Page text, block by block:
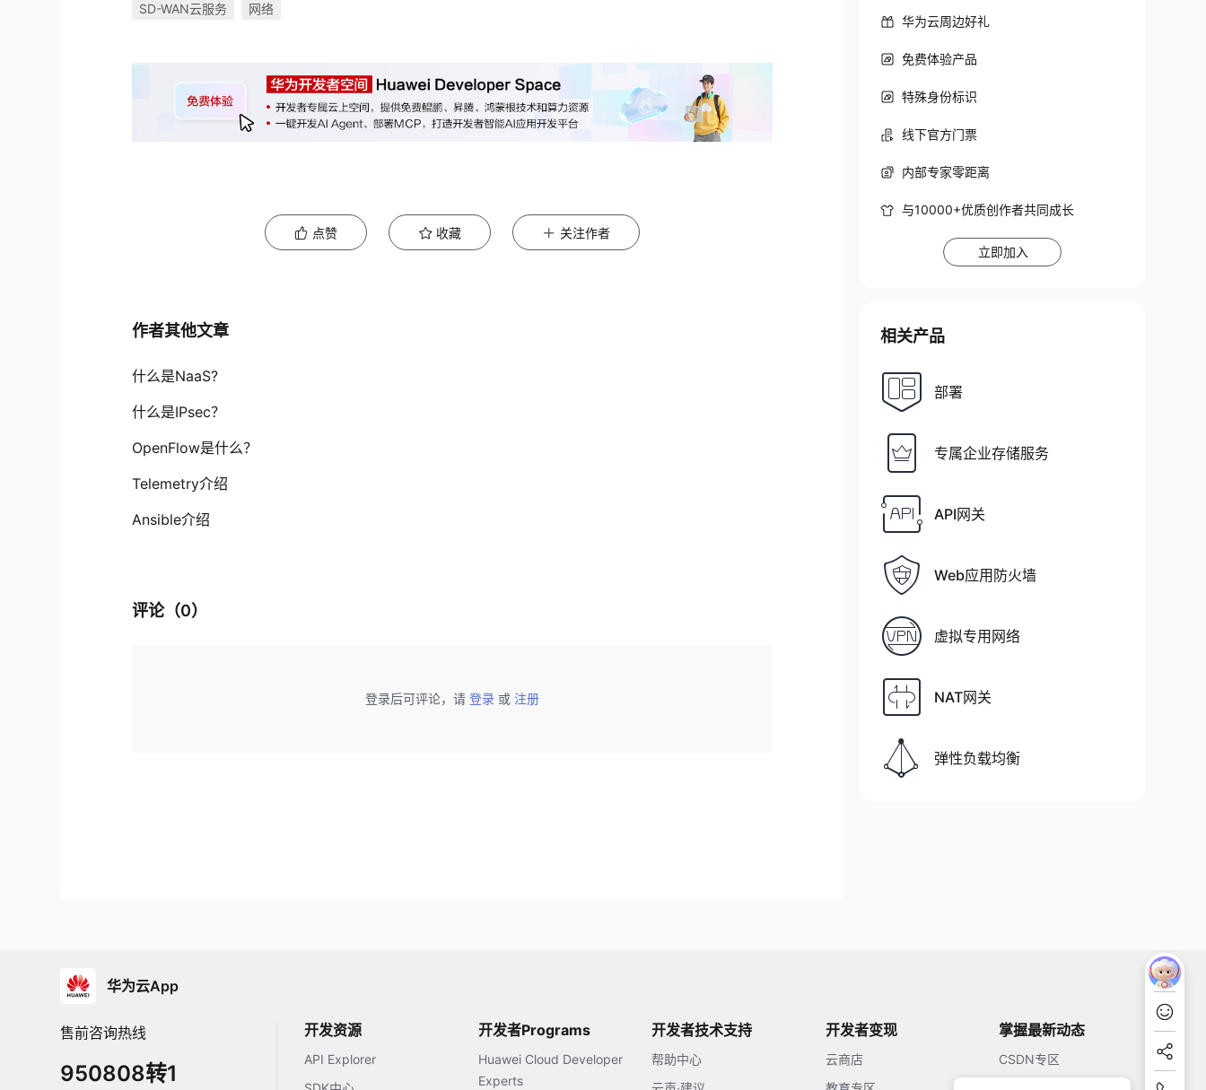
SD-WAN云服务 网络
点赞 收藏 关注作者
作者其他文章
什么是NaaS?
什么是IPsec？
OpenFlow是什么？
Telemetry介绍
Ansible介绍
评论（0）
登录后可评论，请 登录 或 注册
华为云周边好礼
免费体验产品
特殊身份标识
线下官方门票
内部专家零距离
与10000+优质创作者共同成长
立即加入
相关产品
部署
专属企业存储服务
API网关
Web应用防火墙
虚拟专用网络
NAT网关
弹性负载均衡
华为云App
售前咨询热线
950808转1
开发资源
API Explorer
开发者Programs
Huawei Cloud Developer
Experts
开发者技术支持
帮助中心
开发者变现
云商店
掌握最新动态
CSDN专区